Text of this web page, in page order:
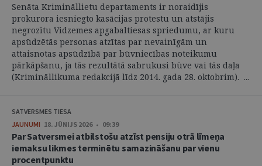
Senāta Krimināllietu departaments ir noraidījis
prokurora iesniegto kasācijas protestu un atstājis
negrozītu Vidzemes apgabaltiesas spriedumu, ar kuru
apsūdzētās personas atzītas par nevainīgām un
attaisnotas apsūdzībā par būvniecības noteikumu
pārkāpšanu, ja tās rezultātā sabrukusi būve vai tās daļa
(Krimināllikuma redakcijā līdz 2014. gada 28. oktobrim). ...
SATVERSMES TIESA
JAUNUMI 18. JŪNIJS 2026 • 09:39
Par Satversmei atbilstošu atzīst pensiju otrā līmeņa
iemaksu likmes terminētu samazināšanu par vienu
procentpunktu